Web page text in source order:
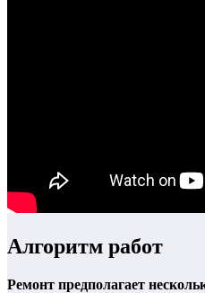
Алгоритм работ
Ремонт предполагает